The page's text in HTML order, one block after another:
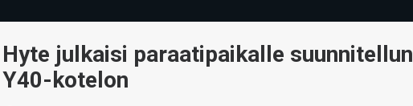
Hyte julkaisi paraatipaikalle suunnitellun
Y40-kotelon